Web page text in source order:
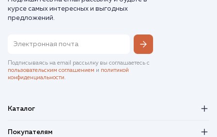
курсе самых интересных и выгодных
предложений.
Подписываясь на email рассылку вы соглашаетесь с
пользовательским соглашением и политикой
конфиденциальности.
Каталог
Покупателям